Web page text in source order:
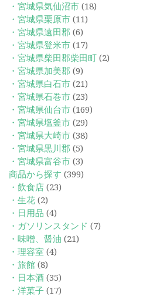
・宮城県気仙沼市 (18)
・宮城県栗原市 (11)
・宮城県遠田郡 (6)
・宮城県登米市 (17)
・宮城県柴田郡柴田町 (2)
・宮城県加美郡 (9)
・宮城県白石市 (21)
・宮城県石巻市 (23)
・宮城県仙台市 (169)
・宮城県塩釜市 (29)
・宮城県大崎市 (38)
・宮城県黒川郡 (5)
・宮城県富谷市 (3)
商品から探す (399)
・飲食店 (23)
・生花 (2)
・日用品 (4)
・ガソリンスタンド (7)
・味噌、醤油 (21)
・理容室 (4)
・旅館 (8)
・日本酒 (35)
・洋菓子 (17)